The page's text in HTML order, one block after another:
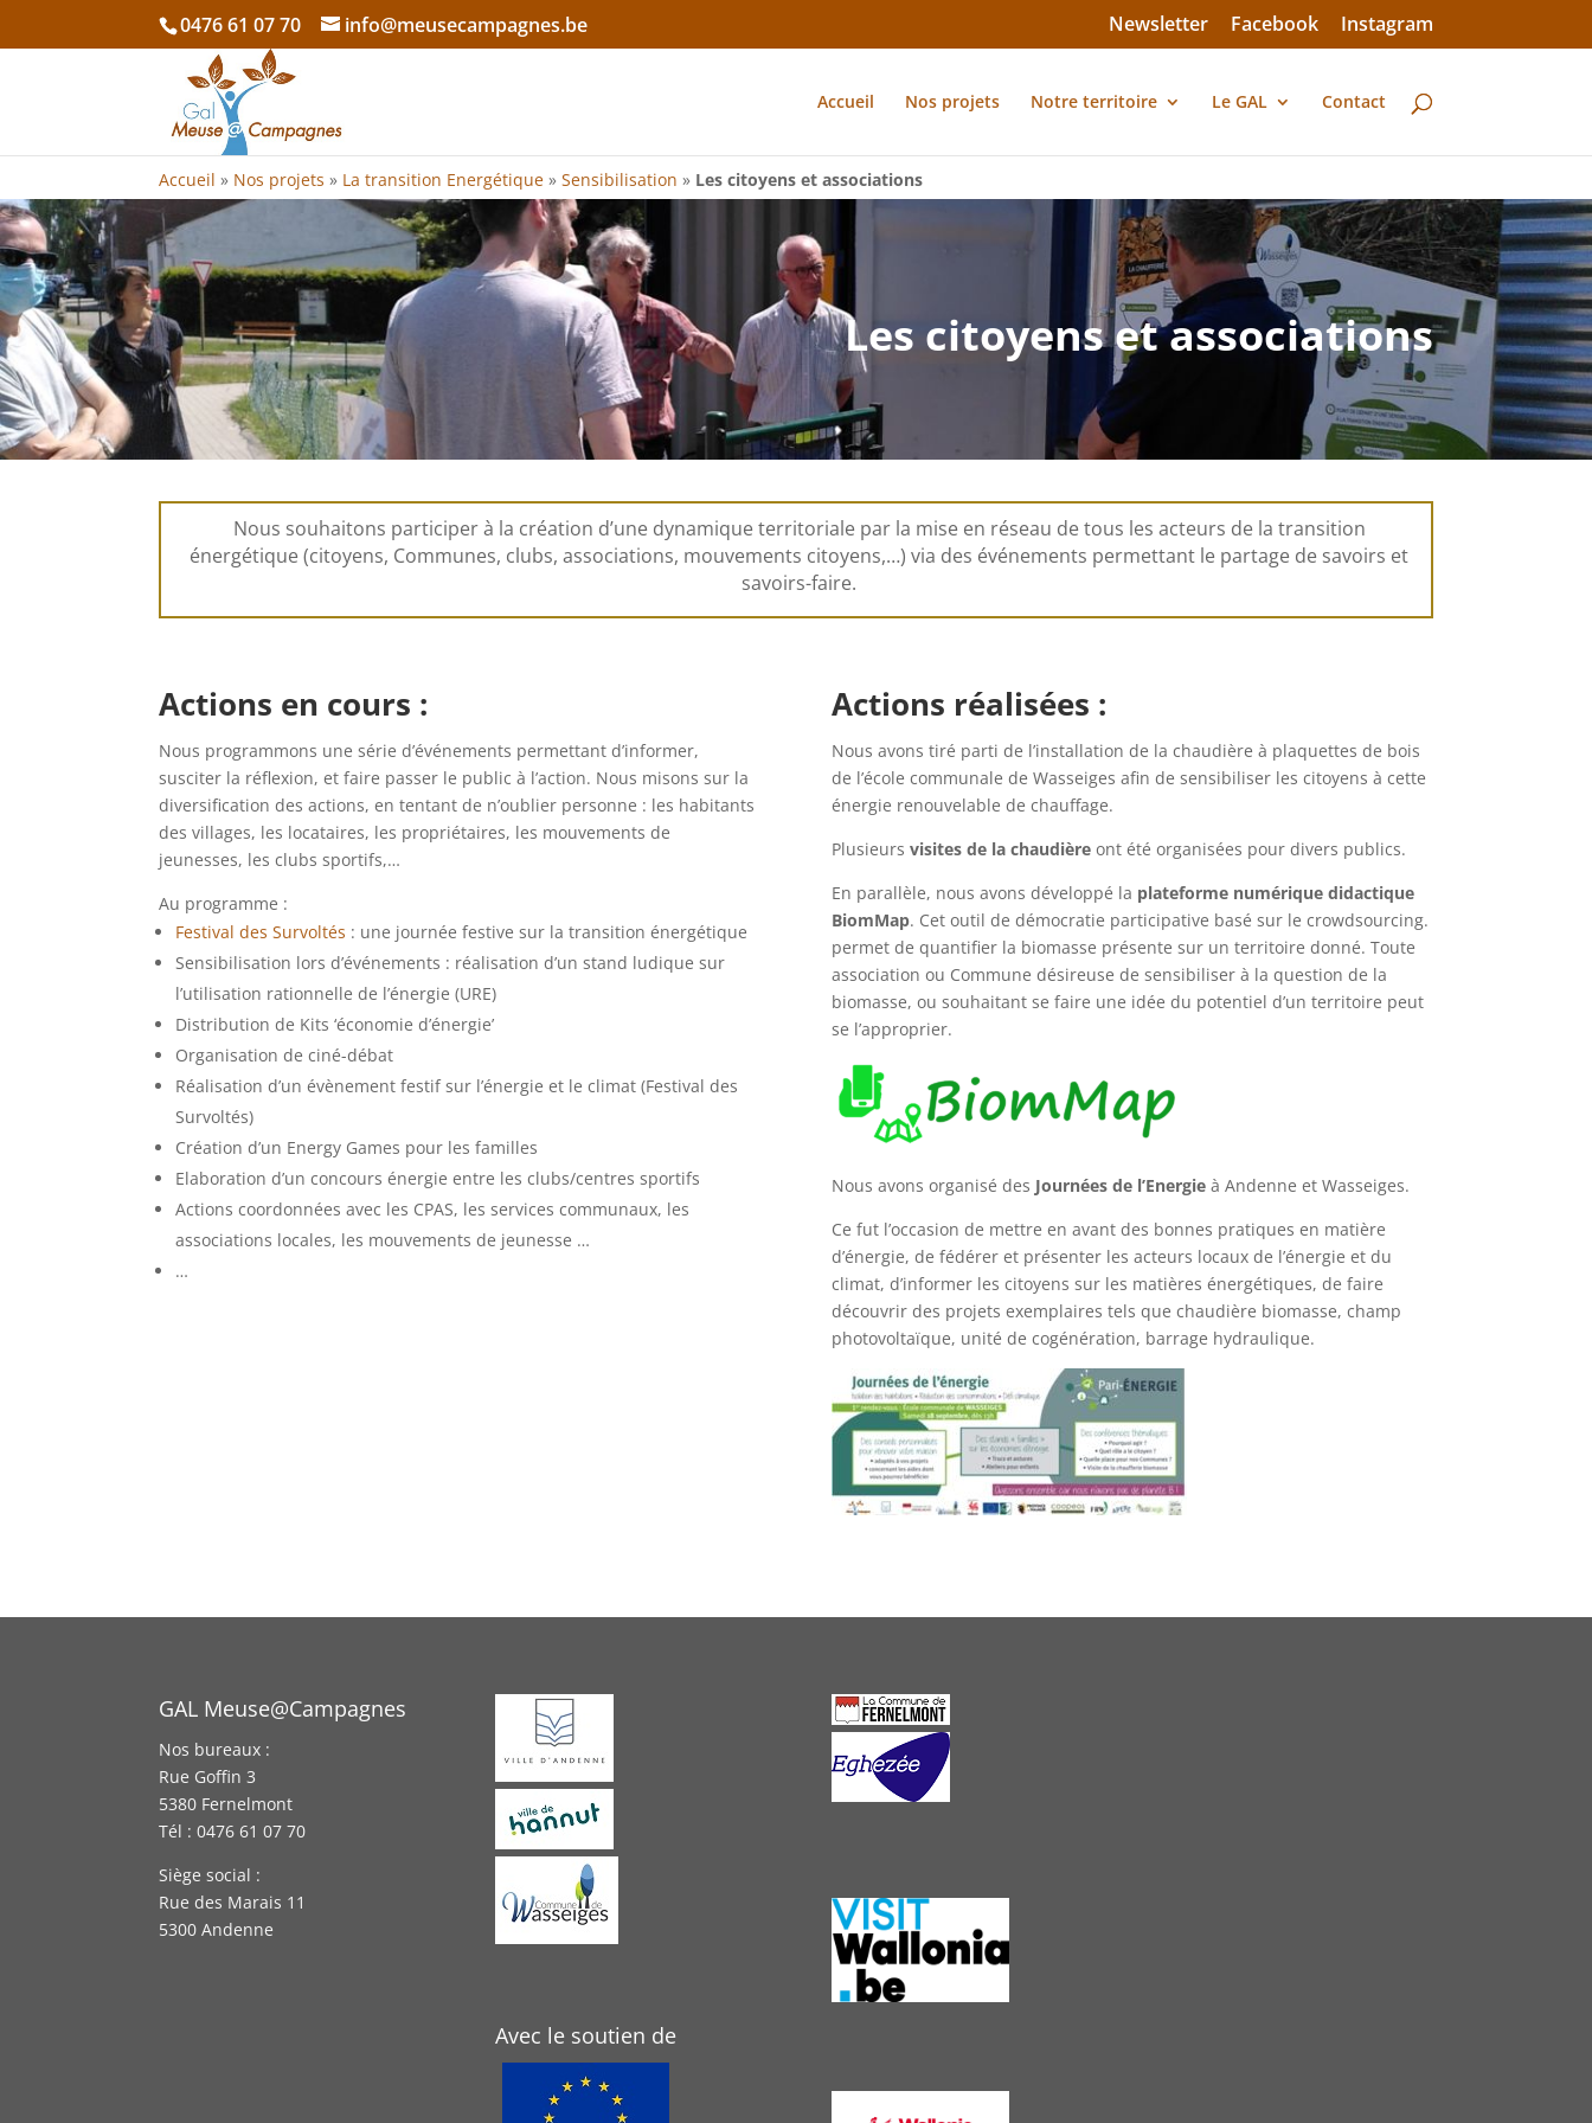
0476 61 07 70 info@meusecampagnes.be Newsletter Facebook Instagram
Accueil Nos projets Notre territoire Le GAL Contact
Accueil » Nos projets » La transition Energétique »Sensibilisation » Les citoyens et associations
Les citoyens et associations
Nous souhaitons participer à la création d’une dynamique territoriale par la mise en réseau de tous les acteurs de la transition
énergétique (citoyens, Communes, clubs, associations, mouvements citoyens,…) via des événements permettant le partage de savoirs et
savoirs-faire.
Actions en cours :
Nous programmons une série d’événements permettant d’informer,
susciter la réflexion, et faire passer le public à l’action. Nous misons sur la
diversification des actions, en tentant de n’oublier personne : les habitants
des villages, les locataires, les propriétaires, les mouvements de
jeunesses, les clubs sportifs,…
Au programme :
Festival des Survoltés : une journée festive sur la transition énergétique
Sensibilisation lors d’événements : réalisation d’un stand ludique sur
l’utilisation rationnelle de l’énergie (URE)
Distribution de Kits ‘économie d’énergie’
Organisation de ciné-débat
Réalisation d’un évènement festif sur l’énergie et le climat (Festival des
Survoltés)
Création d’un Energy Games pour les familles
Elaboration d’un concours énergie entre les clubs/centres sportifs
Actions coordonnées avec les CPAS, les services communaux, les
associations locales, les mouvements de jeunesse …
…
Actions réalisées :
Nous avons tiré parti de l’installation de la chaudière à plaquettes de bois
de l’école communale de Wasseiges afin de sensibiliser les citoyens à cette
énergie renouvelable de chauffage.
Plusieurs visites de la chaudièreont été organisées pour divers publics.
En parallèle, nous avons développé la plateforme numérique didactique
BiomMap. Cet outil de démocratie participative basé sur le crowdsourcing.
permet de quantifier la biomasse présente sur un territoire donné. Toute
association ou Commune désireuse de sensibiliser à la question de la
biomasse, ou souhaitant se faire une idée du potentiel d’un territoire peut
se l’approprier.
Nous avons organisé des Journées de l’Energieà Andenne et Wasseiges.
Ce fut l’occasion de mettre en avant des bonnes pratiques en matière
d’énergie, de fédérer et présenter les acteurs locaux de l’énergie et du
climat, d’informer les citoyens sur les matières énergétiques, de faire
découvrir des projets exemplaires tels que chaudière biomasse, champ
photovoltaïque, unité de cogénération, barrage hydraulique.
GAL Meuse@Campagnes
Nos bureaux :
Rue Goffin 3
5380 Fernelmont
Tél : 0476 61 07 70
Siège social :
Rue des Marais 11
5300 Andenne
Avec le soutien de